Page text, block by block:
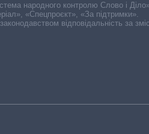
народного контролю Слово і
«Спецпроєкт», «За підтримки».
відповідальність за